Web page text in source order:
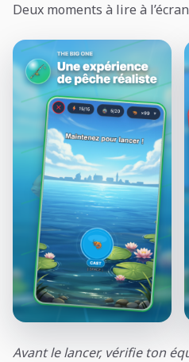
Deux moments à lire à l’écran
Avant le lancer, vérifie ton